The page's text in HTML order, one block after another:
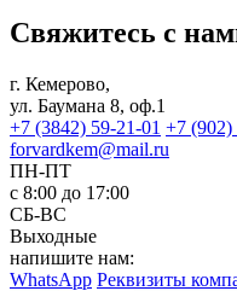
Свяжитесь с
г. Кемерово,
ул. Баумана 8, оф.1
+7 (3842) 59-21-01 +7 (902)
forvardkem@mail.ru
ПН-ПТ
с 8:00 до 17:00
СБ-ВС
Выходные
напишите нам:
WhatsApp Реквизиты